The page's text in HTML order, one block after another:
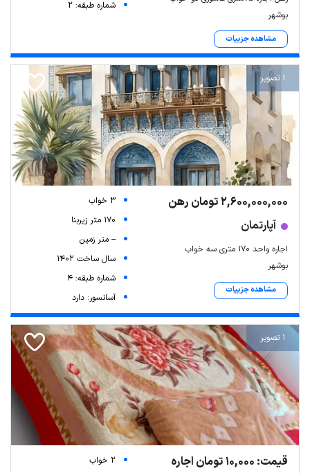
بوشهر
مشاهده جزییات
شماره طبقه: 2
1 تصویر
2,600,000,000 تومان رهن
آپارتمان
اجاره واحد 170 متری سه خواب
بوشهر
مشاهده جزییات
3 خواب
170 متر زیربنا
-- متر زمین
سال ساخت 1402
شماره طبقه: 4
آسانسور: دارد
1 تصویر
قیمت: 10,000 تومان اجاره
2 خواب